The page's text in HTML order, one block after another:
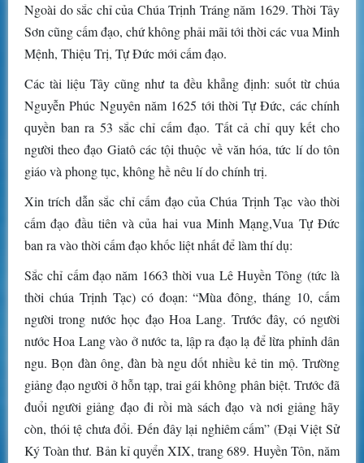
Ngoài do sắc chỉ của Chúa Trịnh Tráng năm 1629. Thời Tây
Sơn cũng cấm đạo, chứ không phải mãi tới thời các vua Minh
Mệnh, Thiệu Trị, Tự Đức mới cấm đạo.
Các tài liệu Tây cũng như ta đều khẳng định: suốt từ chúa
Nguyễn Phúc Nguyên năm 1625 tới thời Tự Đức, các chính
quyền ban ra 53 sắc chỉ cấm đạo. Tất cả chỉ quy kết cho
người theo đạo Giatô các tội thuộc về văn hóa, tức lí do tôn
giáo và phong tục, không hề nêu lí do chính trị.
Xin trích dẫn sắc chỉ cấm đạo của Chúa Trịnh Tạc vào thời
cấm đạo đầu tiên và của hai vua Minh Mạng,Vua Tự Đức
ban ra vào thời cấm đạo khốc liệt nhất để làm thí dụ:
Sắc chỉ cấm đạo năm 1663 thời vua Lê Huyền Tông (tức là
thời chúa Trịnh Tạc) có đoạn: “Mùa đông, tháng 10, cấm
người trong nước học đạo Hoa Lang. Trước đây, có người
nước Hoa Lang vào ở nước ta, lập ra đạo lạ để lừa phỉnh dân
ngu. Bọn đàn ông, đàn bà ngu dốt nhiều kẻ tin mộ. Trường
giảng đạo người ở hỗn tạp, trai gái không phân biệt. Trước đã
đuổi người giảng đạo đi rồi mà sách đạo và nơi giảng hãy
còn, thói tệ chưa đổi. Đến đây lại nghiêm cấm” (Đại Việt Sử
Ký Toàn thư. Bản kỉ quyển XIX, trang 689. Huyền Tôn, năm